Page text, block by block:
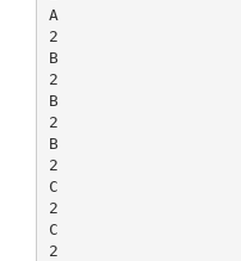
A
2
B
2
B
2
B
2
C
2
C
2